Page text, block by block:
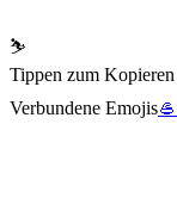
⛷️
Tippen zum Kopieren
Verbundene Emojis🥌